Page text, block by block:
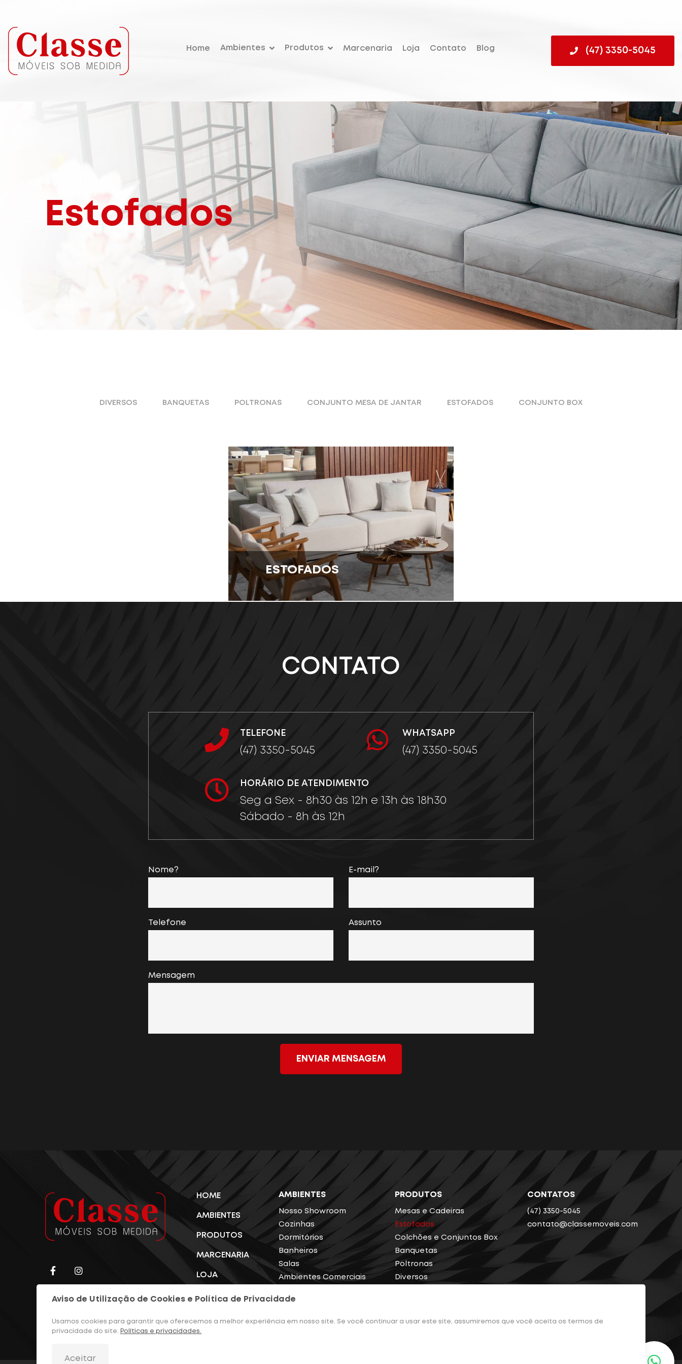
Home Ambientes Produtos Marcenaria Loja Contato Blog (47) 3350-5045
Estofados
DIVERSOS BANQUETAS POLTRONAS CONJUNTO MESA DE JANTAR ESTOFADOS CONJUNTO BOX
ESTOFADOS
CONTATO
TELEFONE
(47) 3350-5045
WHATSAPP
(47) 3350-5045
HORÁRIO DE ATENDIMENTO
Seg a Sex - 8h30 às 12h e 13h às 18h30
Sábado - 8h às 12h
Nome? E-mail?
Telefone Assunto
Mensagem
ENVIAR MENSAGEM
HOME
AMBIENTES
PRODUTOS
MARCENARIA
LOJA
CONTATO
AMBIENTES
Nosso Showroom
Cozinhas
Dormitórios
Banheiros
Salas
Ambientes Comerciais
PRODUTOS
Mesas e Cadeiras
Estofados
Colchões e Conjuntos Box
Banquetas
Poltronas
Diversos
CONTATOS
(47) 3350-5045
contato@classemoveis.com
Aviso de Utilização de Cookies e Política de Privacidade
Usamos cookies para garantir que oferecemos a melhor experiência em nosso site. Se você continuar a usar este site, assumiremos que você aceita os termos de
privacidade do site.
Políticas e privacidades.
Aceitar